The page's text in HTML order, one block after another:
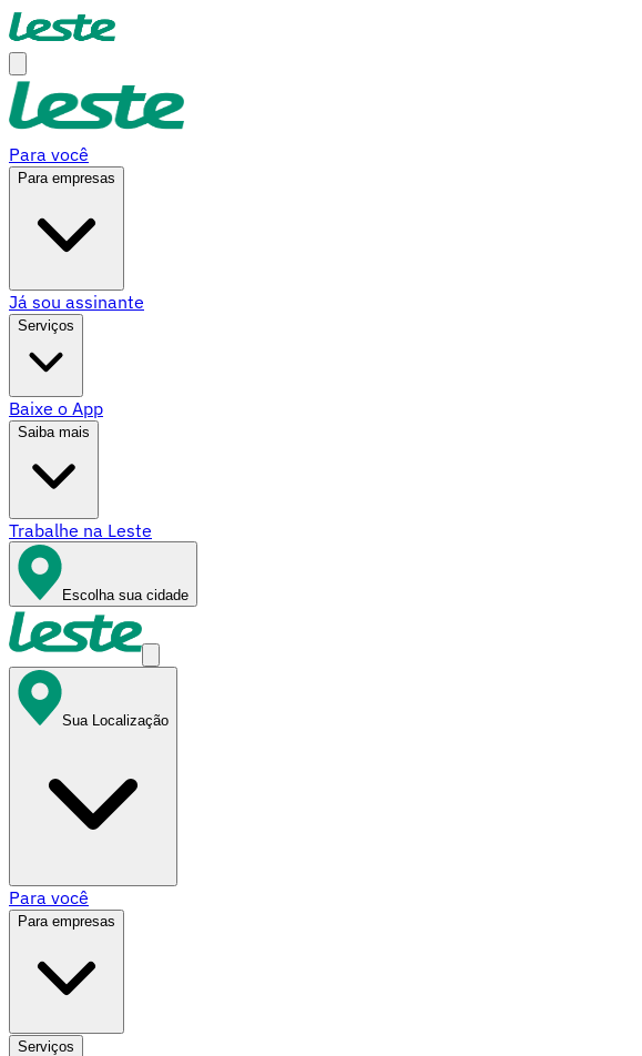
Para você
Para empresas
Já sou assinante
Serviços
Baixe o App
Saiba mais
Trabalhe na Leste
Escolha sua cidade
Sua Localização
Para você
Para empresas
Serviços